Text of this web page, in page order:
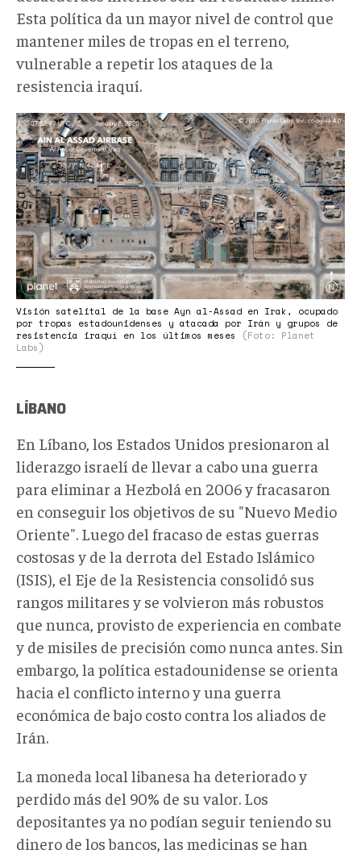
Esta política da un mayor nivel de control que
mantener miles de tropas en el terreno,
vulnerable a repetir los ataques de la
resistencia iraquí.
1200px-
Ain_al-
Assad_air_base,_8_jan_2020.png
Visión satelital de la base Ayn al-Assad en Irak, ocupado
por tropas estadounidenses y atacada por Irán y grupos de
resistencia iraquí en los últimos meses
(Foto: Planet
Labs)
LÍBANO
En Líbano, los Estados Unidos presionaron al
liderazgo israelí de llevar a cabo una guerra
para eliminar a Hezbolá en 2006 y fracasaron
en conseguir los objetivos de su "Nuevo Medio
Oriente". Luego del fracaso de estas guerras
costosas y de la derrota del Estado Islámico
(ISIS), el Eje de la Resistencia consolidó sus
rangos militares y se volvieron más robustos
que nunca, provisto de experiencia en combate
y de misiles de precisión como nunca antes. Sin
embargo, la política estadounidense se orienta
hacia el conflicto interno y una guerra
económica de bajo costo contra los aliados de
Irán.
La moneda local libanesa ha deteriorado y
perdido más del 90% de su valor. Los
depositantes ya no podían seguir teniendo su
dinero de los bancos, las medicinas se han